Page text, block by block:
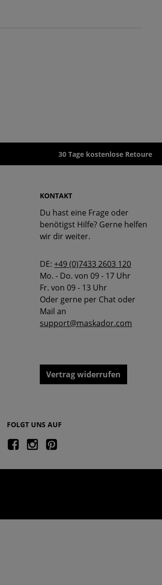
30 Tage kostenlose Retoure
KONTAKT
Du hast eine Frage oder
benötigst Hilfe? Gerne helfen
wir dir weiter.
DE:+49 (0)7433 2603 120
Mo. - Do. von 09 - 17 Uhr
Fr. von 09 - 13 Uhr
Oder gerne per Chat oder
Mail an
support@maskador.com
Vertrag widerrufen
FOLGT UNS AUF